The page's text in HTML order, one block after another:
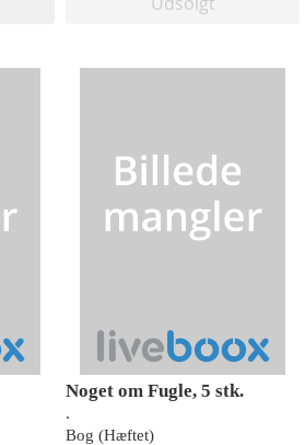
Noget om Fugle, 5 stk.
.
Bog (Hæftet)